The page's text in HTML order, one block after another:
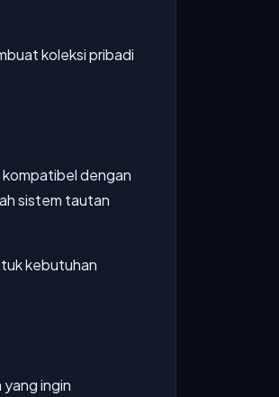
koleksi pribadi
kompatibel dengan
sistem tautan
kebutuhan
ingin